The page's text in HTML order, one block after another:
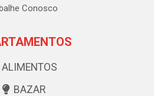
Conosco
ALIMENTOS
BAZAR